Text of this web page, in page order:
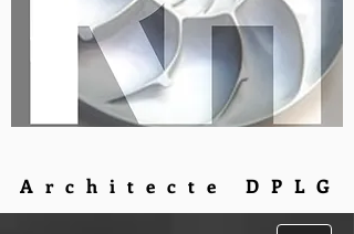
Architecte DPLG